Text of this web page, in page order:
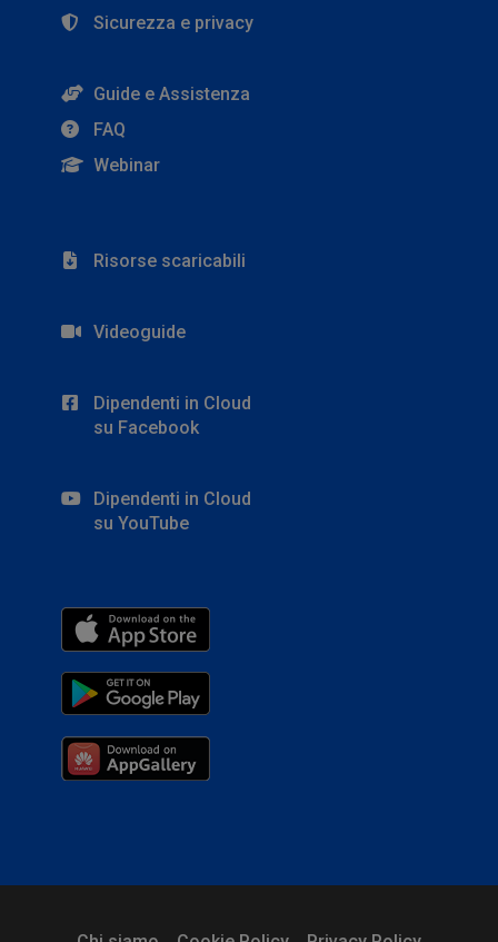
Sicurezza e privacy
Guide e Assistenza
FAQ
Webinar
Risorse scaricabili
Videoguide
Dipendenti in Cloud
su Facebook
Dipendenti in Cloud
su YouTube